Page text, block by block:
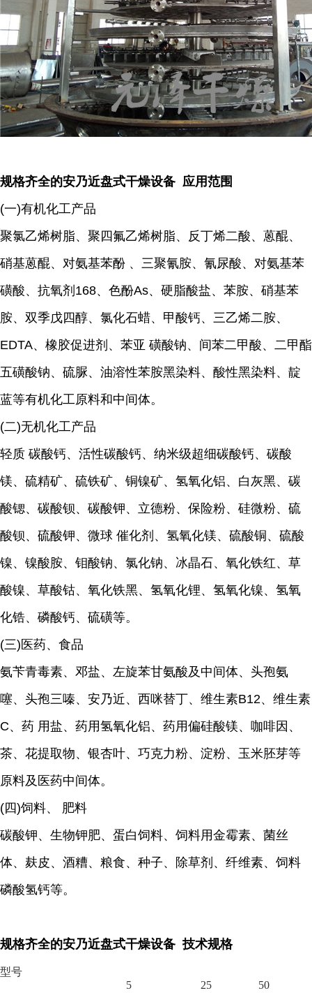
规格齐全的安乃近盘式干燥设备 应用范围
(一)有机化工产品
聚氯乙烯树脂、聚四氟乙烯树脂、反丁烯二酸、蒽醌、
硝基蒽醌、对氨基苯酚 、三聚氰胺、氰尿酸、对氨基苯
磺酸、抗氧剂168、色酚As、硬脂酸盐、苯胺、硝基苯
胺、双季戊四醇、氯化石蜡、甲酸钙、三乙烯二胺、
EDTA、橡胶促进剂、苯亚 磺酸钠、间苯二甲酸、二甲酯
五磺酸钠、硫脲、油溶性苯胺黑染料、酸性黑染料、靛
蓝等有机化工原料和中间体。
(二)无机化工产品
轻质 碳酸钙、活性碳酸钙、纳米级超细碳酸钙、碳酸
镁、硫精矿、硫铁矿、铜镍矿、氢氧化铝、白灰黑、碳
酸锶、碳酸钡、碳酸钾、立德粉、保险粉、硅微粉、硫
酸钡、硫酸钾、微球 催化剂、氢氧化镁、硫酸铜、硫酸
镍、镍酸胺、钼酸钠、氯化钠、冰晶石、氧化铁红、草
酸镍、草酸钴、氧化铁黑、氢氧化锂、氢氧化镍、氢氧
化锆、磷酸钙、硫磺等。
(三)医药、食品
氨苄青毒素、邓盐、左旋苯甘氨酸及中间体、头孢氨
噻、头孢三嗪、安乃近、西咪替丁、维生素B12、维生素
C、药 用盐、药用氢氧化铝、药用偏硅酸镁、咖啡因、
茶、花提取物、银杏叶、巧克力粉、淀粉、玉米胚芽等
原料及医药中间体。
(四)饲料、 肥料
碳酸钾、生物钾肥、蛋白饲料、饲料用金霉素、菌丝
体、麸皮、酒糟、粮食、种子、除草剂、纤维素、饲料
磷酸氢钙等。
规格齐全的安乃近盘式干燥设备 技术规格
型号
5
25 50